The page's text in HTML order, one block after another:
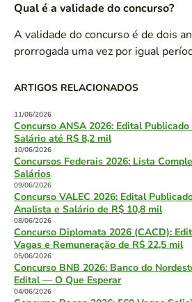
Qual é a validade do concurso?
A validade do concurso é de dois
prorrogada uma vez por igual
ARTIGOS RELACIONADOS
11/06/2026
Concurso ANSA 2026: Edital
Salário até R$ 8,2 mil
10/06/2026
Concursos Federais 2026: Lista
Salários
09/06/2026
Concurso VALEC 2026: Edital
Analista e Salário de R$ 10,8 mil
08/06/2026
Concurso Diplomata 2026 (CACD):
Vagas e Remuneração de R$ 22,5 mil
05/06/2026
Concurso BNB 2026: Banco do
Edital — O Que Esperar
04/06/2026